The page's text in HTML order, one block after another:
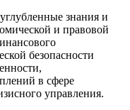
знания и
и правовой
безопасности
в сфере
управления.